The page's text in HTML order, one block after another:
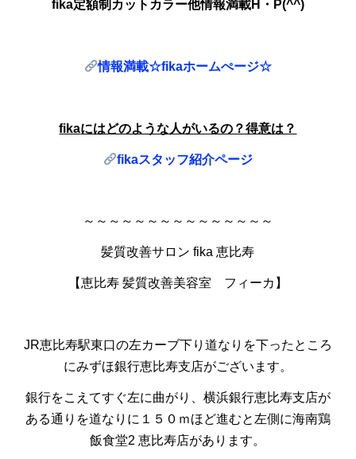
fika定額制カットカラー他情報満載H・P(^^)
情報満載☆fikaホームぺージ☆
fikaにはどのような人がいるの？得意は？
fikaスタッフ紹介ページ
～～～～～～～～～～～～～～～
髪質改善サロン fika 恵比寿
【恵比寿 髪質改善美容室 フィーカ】
JR恵比寿駅東口の左カーブ下り道なりを下ったところ
にみずほ銀行恵比寿支店がございます。
銀行をこえてすぐ左に曲がり、横浜銀行恵比寿支店が
ある通りを道なりに１５０ｍほど進むと左側に海南鶏
飯食堂2 恵比寿店があります。